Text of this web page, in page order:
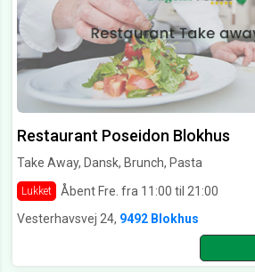
Restaurant Poseidon Blokhus
Take Away, Dansk, Brunch, Pasta
Lukket
Åbent Fre. fra 11:00 til 21:00
Vesterhavsvej 24, 9492 Blokhus